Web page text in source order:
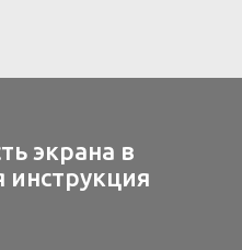
экрана в
инструкция